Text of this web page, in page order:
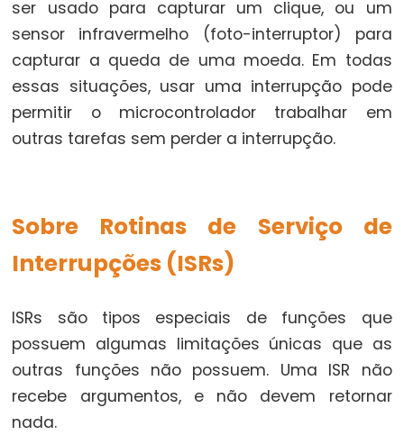
Digital
IO
digitalWrite()
IO
analogRead()
analogReference()
analogWrite()
ser usado para capturar um clique, ou um
sensor infravermelho (foto-interruptor) para
capturar a queda de uma moeda. Em todas
essas situações, usar uma interrupção pode
permitir o microcontrolador trabalhar em
outras tarefas sem perder a interrupção.
Sobre Rotinas de Serviço de
Interrupções (ISRs)
ISRs são tipos especiais de funções que
possuem algumas limitações únicas que as
outras funções não possuem. Uma ISR não
recebe argumentos, e não devem retornar
nada.